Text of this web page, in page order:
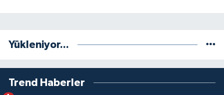
Yükleniyor...
Trend Haberler